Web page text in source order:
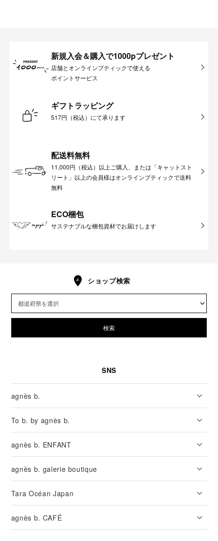
新規入会＆購入で1000pプレゼント
店舗とオンラインブティックで使える
ポイントサービス
ギフトラッピング
517円（税込）にて承ります
配送料無料
11,000円（税込）以上ご購入、または「キャットスト
リート」以上の会員様はオンラインブティックで送料
無料
ECO梱包
サステナブルな梱包資材でお届けします
ショップ検索
検索
SNS
agnès b.
To b. by agnès b.
agnès b. ENFANT
agnès b. galerie boutique
Tara Océan Japan
agnès b. CAFÉ